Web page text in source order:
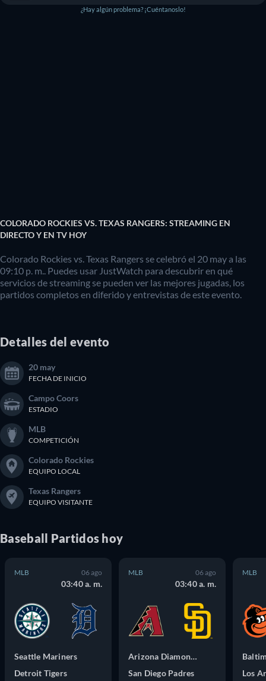
¿Hay algún problema? ¡Cuéntanoslo!
COLORADO ROCKIES VS. TEXAS RANGERS: STREAMING EN
DIRECTO Y EN TV HOY
Colorado Rockies vs. Texas Rangers se celebró el 20 may a las
09:10 p. m.. Puedes usar JustWatch para descubrir en qué
servicios de streaming se pueden ver las mejores jugadas, los
partidos completos en diferido y entrevistas de este evento.
Detalles del evento
20 may
FECHA DE INICIO
Campo Coors
ESTADIO
MLB
COMPETICIÓN
Colorado Rockies
EQUIPO LOCAL
Texas Rangers
EQUIPO VISITANTE
Baseball Partidos hoy
MLB 06 ago
03:40 a. m.
Seattle Mariners
Detroit Tigers
MLB 06 ago
03:40 a. m.
Arizona Diamondbacks
San Diego Padres
MLB